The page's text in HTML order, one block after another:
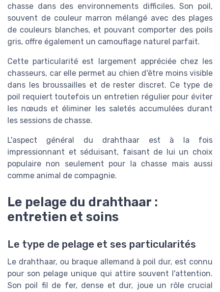
chasse dans des environnements difficiles. Son poil,
souvent de couleur marron mélangé avec des plages
de couleurs blanches, et pouvant comporter des poils
gris, offre également un camouflage naturel parfait.
Cette particularité est largement appréciée chez les
chasseurs, car elle permet au chien d'être moins visible
dans les broussailles et de rester discret. Ce type de
poil requiert toutefois un entretien régulier pour éviter
les nœuds et éliminer les saletés accumulées durant
les sessions de chasse.
L'aspect général du drahthaar est à la fois
impressionnant et séduisant, faisant de lui un choix
populaire non seulement pour la chasse mais aussi
comme animal de compagnie.
Le pelage du drahthaar :
entretien et soins
Le type de pelage et ses particularités
Le drahthaar, ou braque allemand à poil dur, est connu
pour son pelage unique qui attire souvent l'attention.
Son poil fil de fer, dense et dur, joue un rôle crucial